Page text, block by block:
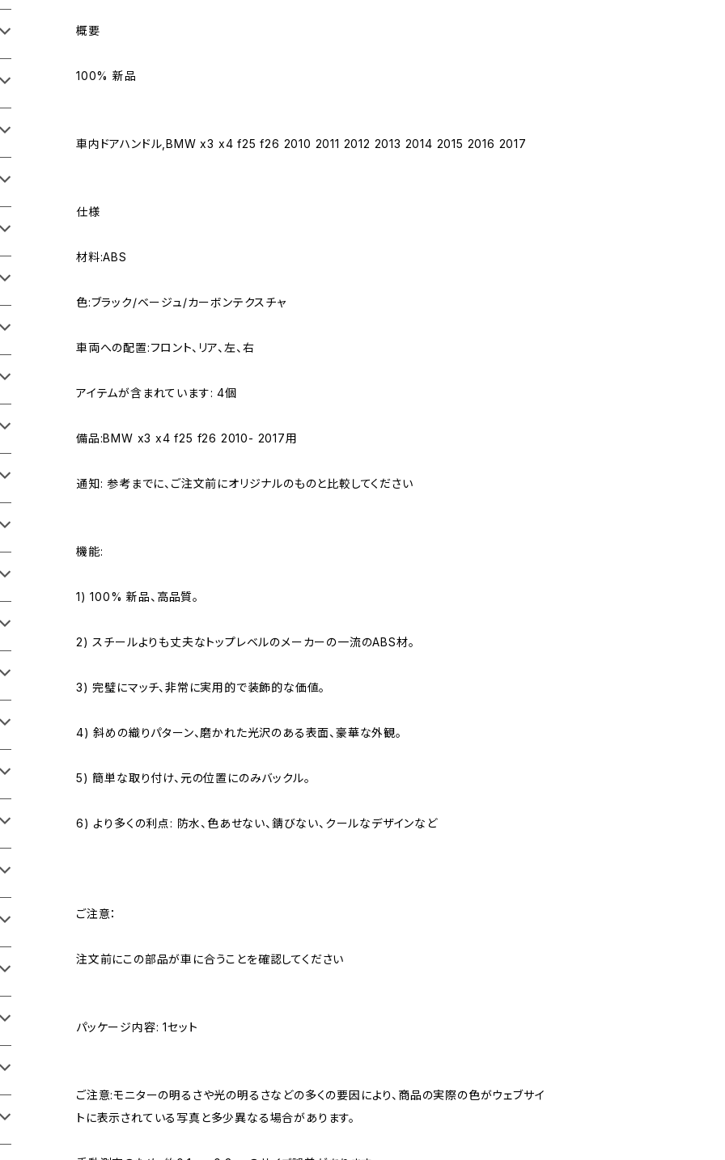
概要
100% 新品
車内ドアハンドル,BMW x3 x4 f25 f26 2010 2011 2012 2013 2014 2015 2016 2017
仕様
材料:ABS
色:ブラック/ベージュ/カーボンテクスチャ
車両への配置:フロント、リア、左、右
アイテムが含まれています: 4個
備品:BMW x3 x4 f25 f26 2010- 2017用
通知: 参考までに、ご注文前にオリジナルのものと比較してください
機能:
1) 100% 新品、高品質。
2) スチールよりも丈夫なトップレベルのメーカーの一流のABS材。
3) 完璧にマッチ、非常に実用的で装飾的な価値。
4) 斜めの織りパターン、磨かれた光沢のある表面、豪華な外観。
5) 簡単な取り付け、元の位置にのみバックル。
6) より多くの利点: 防水、色あせない、錆びない、クールなデザインなど
ご注意：
注文前にこの部品が車に合うことを確認してください
パッケージ内容: 1セット
ご注意:モニターの明るさや光の明るさなどの多くの要因により、商品の実際の色がウェブサイ
トに表示されている写真と多少異なる場合があります。